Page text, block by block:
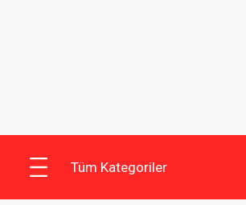
Tüm Kategoriler